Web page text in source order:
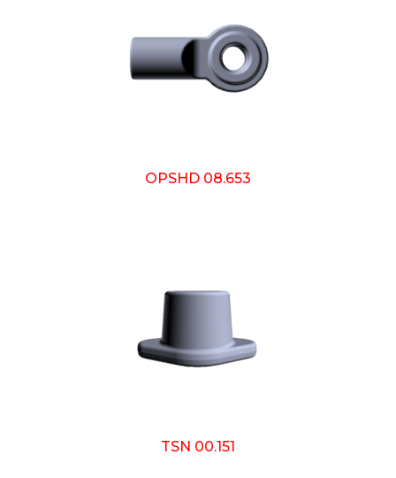
OPSHD 08.653
TSN 00.151